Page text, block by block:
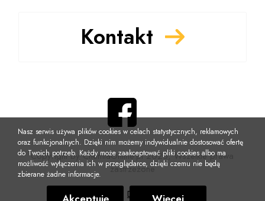
Nasz serwis używa plików cookies w celach statystycznych, reklamowych
oraz funkcjonalnych. Dzięki nim możemy indywidualnie dostosować ofertę
do Twoich potrzeb. Każdy może zaakceptować pliki cookies albo ma
możliwość wyłączenia ich w przeglądarce, dzięki czemu nie będą
zbierane żadne informacje.
Kontakt
Copyright by ChemiaOnline.pl 2026, Wszelkie prawa
zastrzeżone
Realizacja:
DynamiteStudio